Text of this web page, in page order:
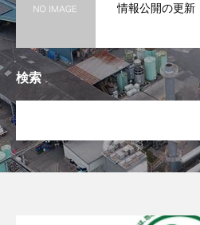
情報公開の更新
検索